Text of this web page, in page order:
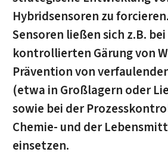
Hybridsensoren zu
Sensoren ließen sich z.B.
kontrollierten Gärung von
Prävention von
(etwa in Großlagern oder
sowie bei der
Chemie- und der
einsetzen.